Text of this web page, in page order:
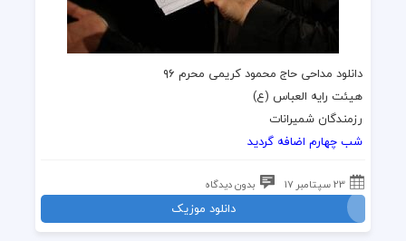
دانلود مداحی حاج محمود کریمی محرم ۹۶
هیئت رایه العباس (ع)
رزمندگان شمیرانات
شب چهارم اضافه گردید
23 سپتامبر 17 بدون دیدگاه
دانلود موزیک